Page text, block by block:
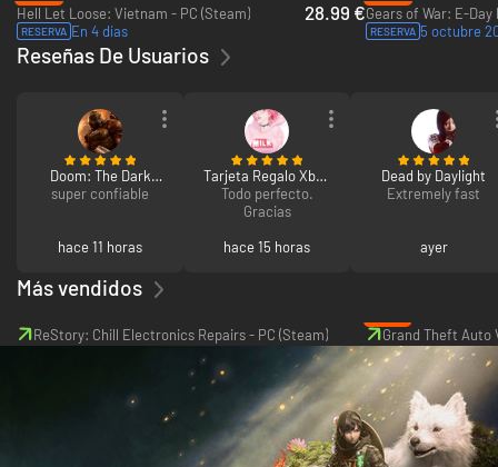
Hell Let Loose: Vietnam - PC (Steam)
RESERVA En 4 días
28.99 €
RESERVA 5 octubre
Reseñas De Usuarios
Doom: The Dark
Ages Premium
super confiable
hace 11 horas
Tarjeta Regalo Xbox
Live 50€
Todo perfecto.
Gracias
hace 15 horas
Dead by Daylight
Extremely fast
ayer
Más vendidos
ReStory: Chill Electronics Repairs - PC (Steam)